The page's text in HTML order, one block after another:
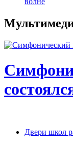
Двери школ